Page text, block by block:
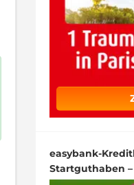
easybank-
Startguthaben